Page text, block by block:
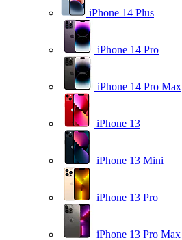
iPhone 14 Plus
iPhone 14 Pro
iPhone 14 Pro Max
iPhone 13
iPhone 13 Mini
iPhone 13 Pro
iPhone 13 Pro Max